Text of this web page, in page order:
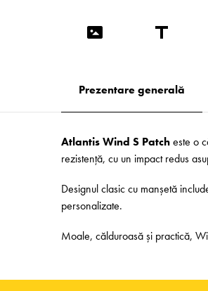
Prezentare generală
Atlantis Wind S Patcheste o
rezistență, cu un impact redus
Designul clasic cu manșetă
personalizate.
Moale, călduroasă și practică,